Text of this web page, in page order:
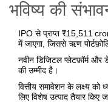
भविष्य की
IPO से प्राप्त ₹15,511
में जाएगा, जिससे ऋण
नवीन डिजिटल प्लेटफ़ॉर्म और
की उम्मीद है।
वित्तीय समावेशन के लक्ष्य को
लिए विशेष उत्पाद तैयार किए